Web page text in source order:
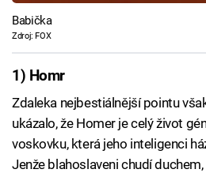
Babička
Zdroj: FOX
1) Homr
Zdaleka nejbestiálnější pointu
ukázalo, že Homer je celý život
voskovku, která jeho inteligenci
Jenže blahoslaveni chudí